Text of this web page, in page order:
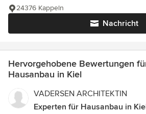
Nachricht
24376 Kappeln
Hervorgehobene Bewertungen
Hausanbau in Kiel
VADERSEN ARCHITEKTIN
Experten für Hausanbau in